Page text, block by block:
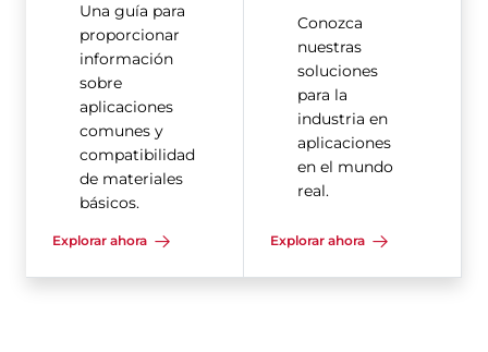
Una guía para
proporcionar
información
sobre
aplicaciones
comunes y
compatibilidad
de materiales
básicos.
Explorar ahora
Conozca
nuestras
soluciones
para la
industria en
aplicaciones
en el mundo
real.
Explorar ahora